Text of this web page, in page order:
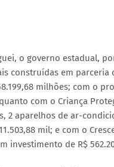
o governo estadual,
construídas em parceria
milhões; com o
com o Criança
2 aparelhos de ar-
mil; e com o
investimento de R$